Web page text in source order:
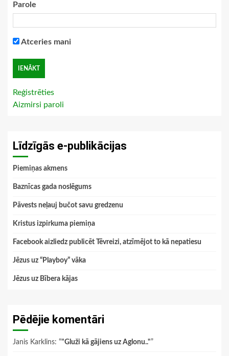
Parole
Atceries mani
Reģistrēties
Aizmirsi paroli
Līdzīgās e-publikācijas
Piemiņas akmens
Baznīcas gada noslēgums
Pāvests neļauj bučot savu gredzenu
Kristus izpirkuma piemiņa
Facebook aizliedz publicēt Tēvreizi, atzīmējot to kā nepatiesu
Jēzus uz “Playboy” vāka
Jēzus uz Bībera kājas
Pēdējie komentāri
Janis Karklins: “"Gluži kā gājiens uz Aglonu.."”